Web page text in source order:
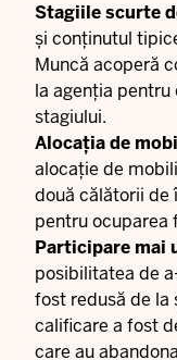
Stagiile scurte
și conținutul
Muncă acoperă
la agenția
stagiului.
Alocația de
alocație de
două călătorii de
pentru ocuparea
Participare mai
posibilitatea de
fost redusă de la
calificare a fost
care au